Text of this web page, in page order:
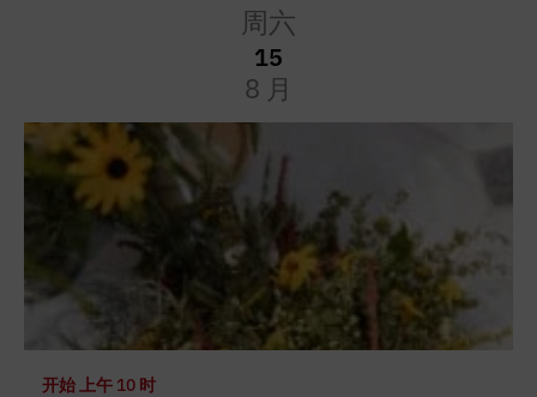
周六
15
8 月
开始上午 10 时